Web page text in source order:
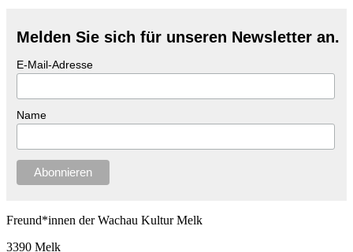
Melden Sie sich für unseren Newsletter an.
E-Mail-Adresse
Name
Freund*innen der Wachau Kultur Melk
3390 Melk